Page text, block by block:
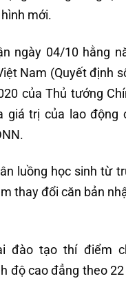
mới.
ngày 04/10 hằng
Nam (Quyết định
của Thủ tướng
giá trị của lao động
luồng học sinh từ
thay đổi căn bản
đào tạo thí điểm
độ cao đẳng theo